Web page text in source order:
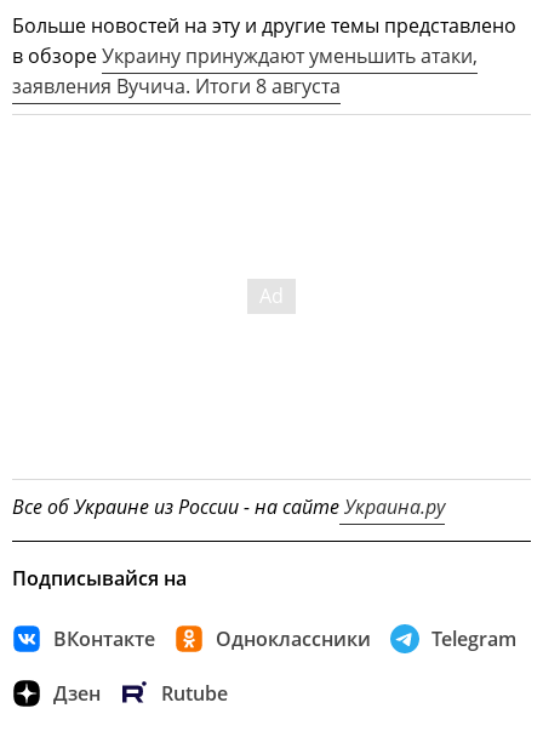
Больше новостей на эту и другие темы представлено
в обзореУкраину принуждают уменьшить атаки,
заявления Вучича. Итоги 8 августа
Все об Украине из России - на сайтеУкраина.ру
Подписывайся на
ВКонтакте Одноклассники Telegram
Дзен Rutube